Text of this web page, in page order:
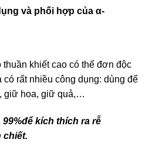
và phối hợp của α-
khiết cao có thể đơn độc
rất nhiều công dụng: dùng để
giữ hoa, giữ quả,…
kích thích ra rễ
chiết.